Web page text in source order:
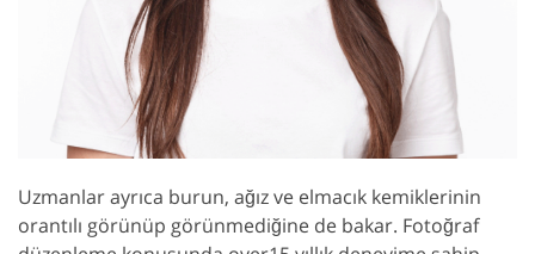
Uzmanlar ayrıca burun, ağız ve elmacık kemiklerinin
orantılı görünüp görünmediğine de bakar. Fotoğraf